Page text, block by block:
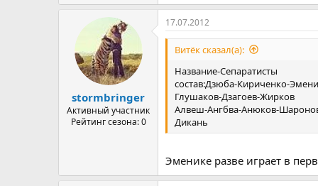
stormbringer
Активный участник
Рейтинг сезона: 0
17.07.2012
Витёк сказал(а):
Название-Сепаратисты
состав:Дзюба-Кириченко-
Глушаков-Дзагоев-Жирков
Алвеш-Ангбва-Анюков-
Дикань
Эменике разве играет в